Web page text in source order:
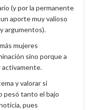
(y por la permanente
aporte muy valioso
argumentos).
mujeres
sino porque a
activamente.
y valorar si
pesó tanto el bajo
pues